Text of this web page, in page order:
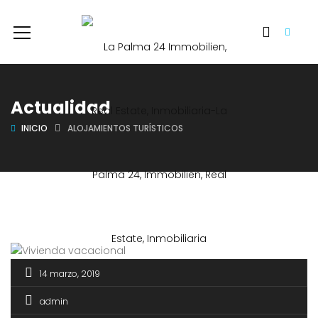
Actualidad
INICIO ALOJAMIENTOS TURÍSTICOS
14 marzo, 2019
admin